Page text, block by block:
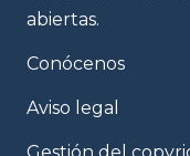
abiertas.
Conócenos
Aviso legal